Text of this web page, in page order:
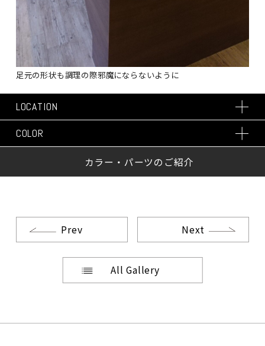
足元の形状も調理の際邪魔にならないように
LOCATION
COLOR
カラー・パーツのご紹介
Prev
All Gallery
Next